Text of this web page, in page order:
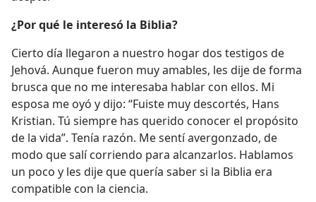
¿Por qué le interesó la Biblia?
Cierto día llegaron a nuestro hogar dos testigos de
Jehová. Aunque fueron muy amables, les dije de forma
brusca que no me interesaba hablar con ellos. Mi
esposa me oyó y dijo: “Fuiste muy descortés, Hans
Kristian. Tú siempre has querido conocer el propósito
de la vida”. Tenía razón. Me sentí avergonzado, de
modo que salí corriendo para alcanzarlos. Hablamos
un poco y les dije que quería saber si la Biblia era
compatible con la ciencia.